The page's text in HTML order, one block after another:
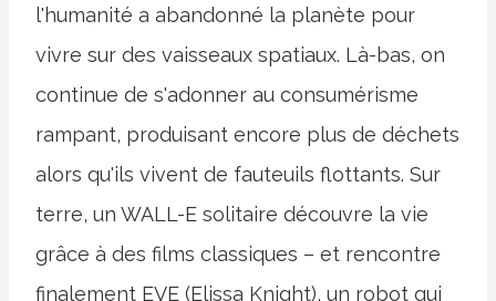
l'humanité a abandonné la planète pour
vivre sur des vaisseaux spatiaux. Là-bas, on
continue de s'adonner au consumérisme
rampant, produisant encore plus de déchets
alors qu'ils vivent de fauteuils flottants. Sur
terre, un WALL-E solitaire découvre la vie
grâce à des films classiques – et rencontre
finalement EVE (Elissa Knight), un robot qui